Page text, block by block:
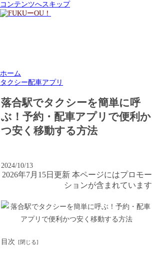
コンテンツへスキップ
ホーム
タクシー配車アプリ
落合駅でタクシーを簡単に呼
ぶ！予約・配車アプリで便利か
つ安く移動する方法
2024/10/13
2026年7月15日更新 本ページにはプロモー
ションが含まれています
目次